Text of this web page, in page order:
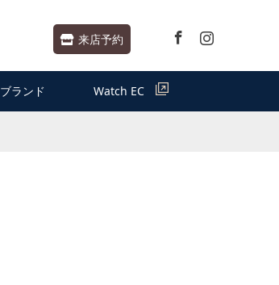
来店予約
Instagram
ブランド Watch EC